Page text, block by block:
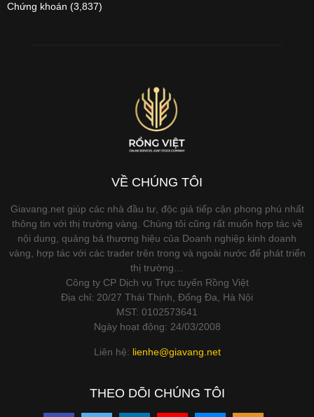
Chứng khoán (3,837)
VỀ CHÚNG TÔI
Giavang.net giúp các nhà đầu tư, độc giả tiếp cận phong phú nhất
thông tin với thị trường vàng. Chúng tôi cũng rất muốn hợp tác về
nội dung, quảng bá thương hiệu của Doanh nghiệp kinh doanh
vàng, hợp tác với các trader trên trong và ngoài nước để phát triển
thị trường…
Công ty CP Dịch vụ Trực tuyến Rồng Việt
Địa chỉ: 20/27 Thái Thịnh, Đống Đa, Hà Nội
MST: 0102573641
Ngày hoạt động: 24/03/2008
Liên hệ: lienhe@giavang.net
THEO DÕI CHÚNG TÔI